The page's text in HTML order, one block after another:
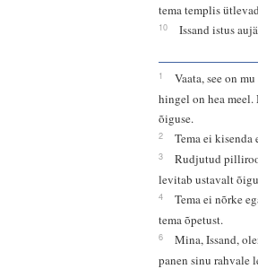
tema templis
10 Issand istus
1
Vaata, see on
hingel on hea meel.
õiguse.
2 Tema ei
3
Rudjutud
levitab ustavalt
4
Tema ei nõrke
tema õpetust.
6
Mina, Issand,
panen sinu rahvale